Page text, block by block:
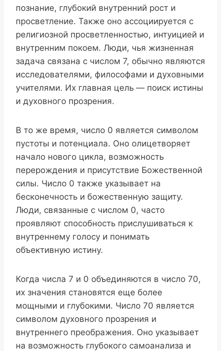
познание, глубокий внутренний рост и
просветление. Также оно ассоциируется с
религиозной просветленностью, интуицией и
внутренним покоем. Люди, чья жизненная
задача связана с числом 7, обычно являются
исследователями, философами и духовными
учителями. Их главная цель — поиск истины
и духовного прозрения.
В то же время, число 0 является символом
пустоты и потенциала. Оно олицетворяет
начало нового цикла, возможность
перерождения и присутствие Божественной
силы. Число 0 также указывает на
бесконечность и божественную защиту.
Люди, связанные с числом 0, часто
проявляют способность прислушиваться к
внутреннему голосу и понимать
объективную истину.
Когда числа 7 и 0 объединяются в число 70,
их значения становятся еще более
мощными и глубокими. Число 70 является
символом духовного прозрения и
внутреннего преображения. Оно указывает
на возможность глубокого самоанализа и